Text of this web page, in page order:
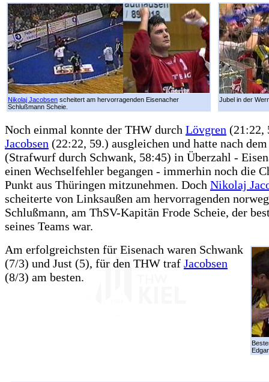
Nikolaj Jacobsen scheitert am hervorragenden Eisenacher
Schlußmann Scheie.
Jubel in der
Noch einmal konnte der THW durch Lövgren (21:22,
Jacobsen (22:22, 59.) ausgleichen und hatte nach
(Strafwurf durch Schwank, 58:45) in Überzahl -
einen Wechselfehler begangen - immerhin noch die
Punkt aus Thüringen mitzunehmen. Doch Nikolaj
scheiterte von Linksaußen am hervorragenden
Schlußmann, am ThSV-Kapitän Frode Scheie, der
seines Teams war.
Am erfolgreichsten für Eisenach waren Schwank
(7/3) und Just (5), für den THW traf Jacobsen
(8/3) am besten.